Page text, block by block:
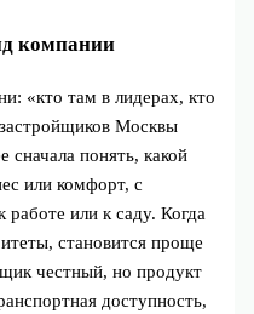
компании
«кто там в лидерах, кто
Москвы
сначала понять, какой
или комфорт, с
или к саду. Когда
становится проще
честный, но продукт
доступность,